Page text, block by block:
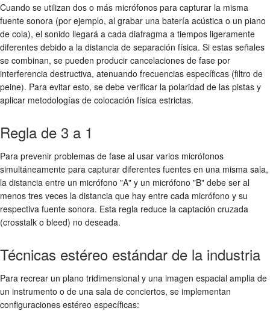
Cuando se utilizan dos o más micrófonos para capturar la misma
fuente sonora (por ejemplo, al grabar una batería acústica o un piano
de cola), el sonido llegará a cada diafragma a tiempos ligeramente
diferentes debido a la distancia de separación física. Si estas señales
se combinan, se pueden producir cancelaciones de fase por
interferencia destructiva, atenuando frecuencias específicas (filtro de
peine). Para evitar esto, se debe verificar la polaridad de las pistas y
aplicar metodologías de colocación física estrictas.
Regla de 3 a 1
Para prevenir problemas de fase al usar varios micrófonos
simultáneamente para capturar diferentes fuentes en una misma sala,
la distancia entre un micrófono "A" y un micrófono "B" debe ser al
menos tres veces la distancia que hay entre cada micrófono y su
respectiva fuente sonora. Esta regla reduce la captación cruzada
(crosstalk o bleed) no deseada.
Técnicas estéreo estándar de la industria
Para recrear un plano tridimensional y una imagen espacial amplia de
un instrumento o de una sala de conciertos, se implementan
configuraciones estéreo específicas: